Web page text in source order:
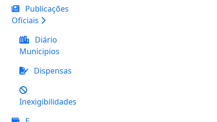
Publicações
Oficiais
Diário
Municipios
Dispensas
Inexigibilidades